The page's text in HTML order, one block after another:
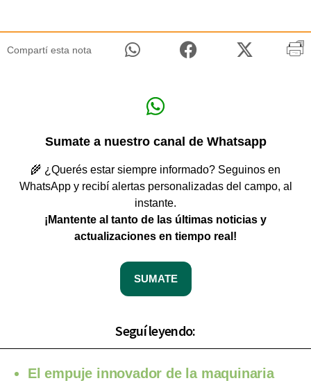
Compartí esta nota
Sumate a nuestro canal de Whatsapp
🌾 ¿Querés estar siempre informado? Seguinos en
WhatsApp y recibí alertas personalizadas del campo, al
instante.
¡Mantente al tanto de las últimas noticias y
actualizaciones en tiempo real!
SUMATE
Seguí leyendo:
El empuje innovador de la maquinaria